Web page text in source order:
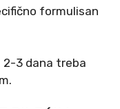
formulisan
2-3 dana treba